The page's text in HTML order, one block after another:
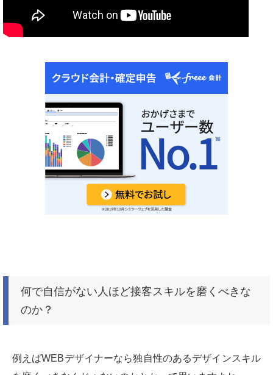
何で自信がない人ほど接客スキルを磨くべきな
のか？
例えばWEBデザイナーなら独自性のあるデザインスキル